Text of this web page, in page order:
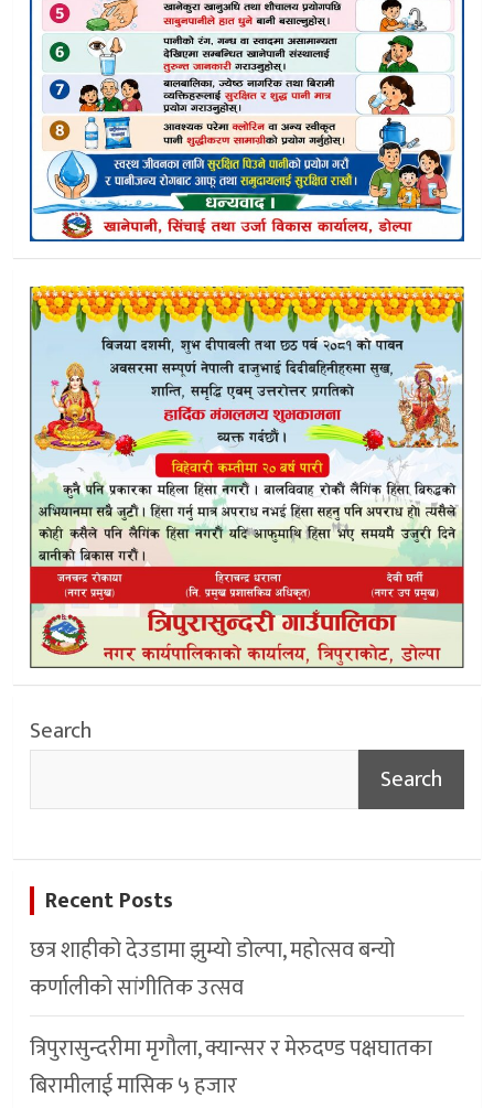
Search
Search
Recent Posts
छत्र शाहीको देउडामा झुम्यो डोल्पा, महोत्सव बन्यो
कर्णालीको सांगीतिक उत्सव
त्रिपुरासुन्दरीमा मृगौला, क्यान्सर र मेरुदण्ड पक्षघातका
बिरामीलाई मासिक ५ हजार